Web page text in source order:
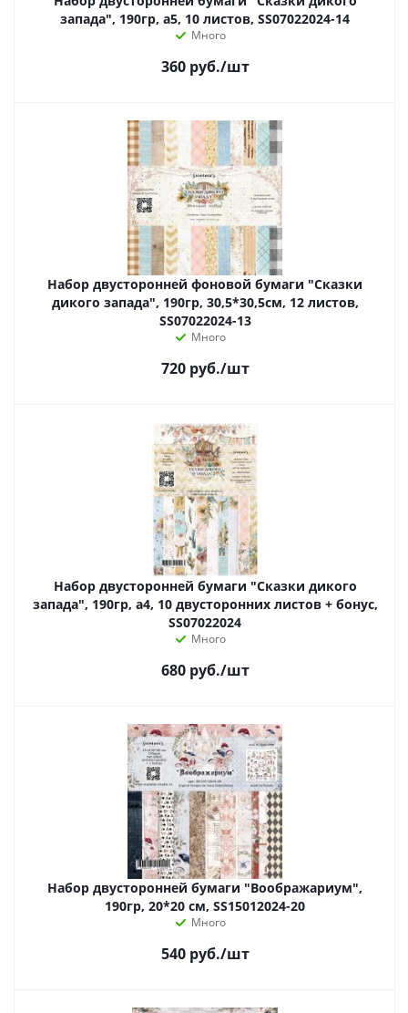
запада", 190гр, а5, 10 листов, SS07022024-14
Много
360руб./шт
Набор двусторонней фоновой бумаги "Сказки
дикого запада", 190гр, 30,5*30,5см, 12 листов,
SS07022024-13
Много
720руб./шт
Набор двусторонней бумаги "Сказки дикого
запада", 190гр, а4, 10 двусторонних листов + бонус,
SS07022024
Много
680руб./шт
Набор двусторонней бумаги "Воображариум",
190гр, 20*20 см, SS15012024-20
Много
540руб./шт